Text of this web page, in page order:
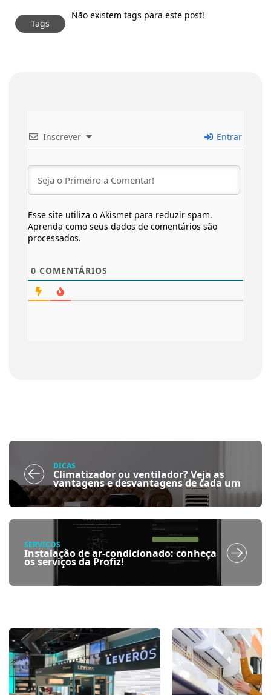
Tags
Não existem tags para este post!
Inscrever Entrar
Esse site utiliza o Akismet para reduzir spam.
Aprenda como seus dados de comentários são
processados.
0 COMENTÁRIOS
DICAS
Climatizador ou ventilador? Veja as
vantagens e desvantagens de cada um
SERVIÇOS
Instalação de ar-condicionado: conheça
os serviços da Profiz!